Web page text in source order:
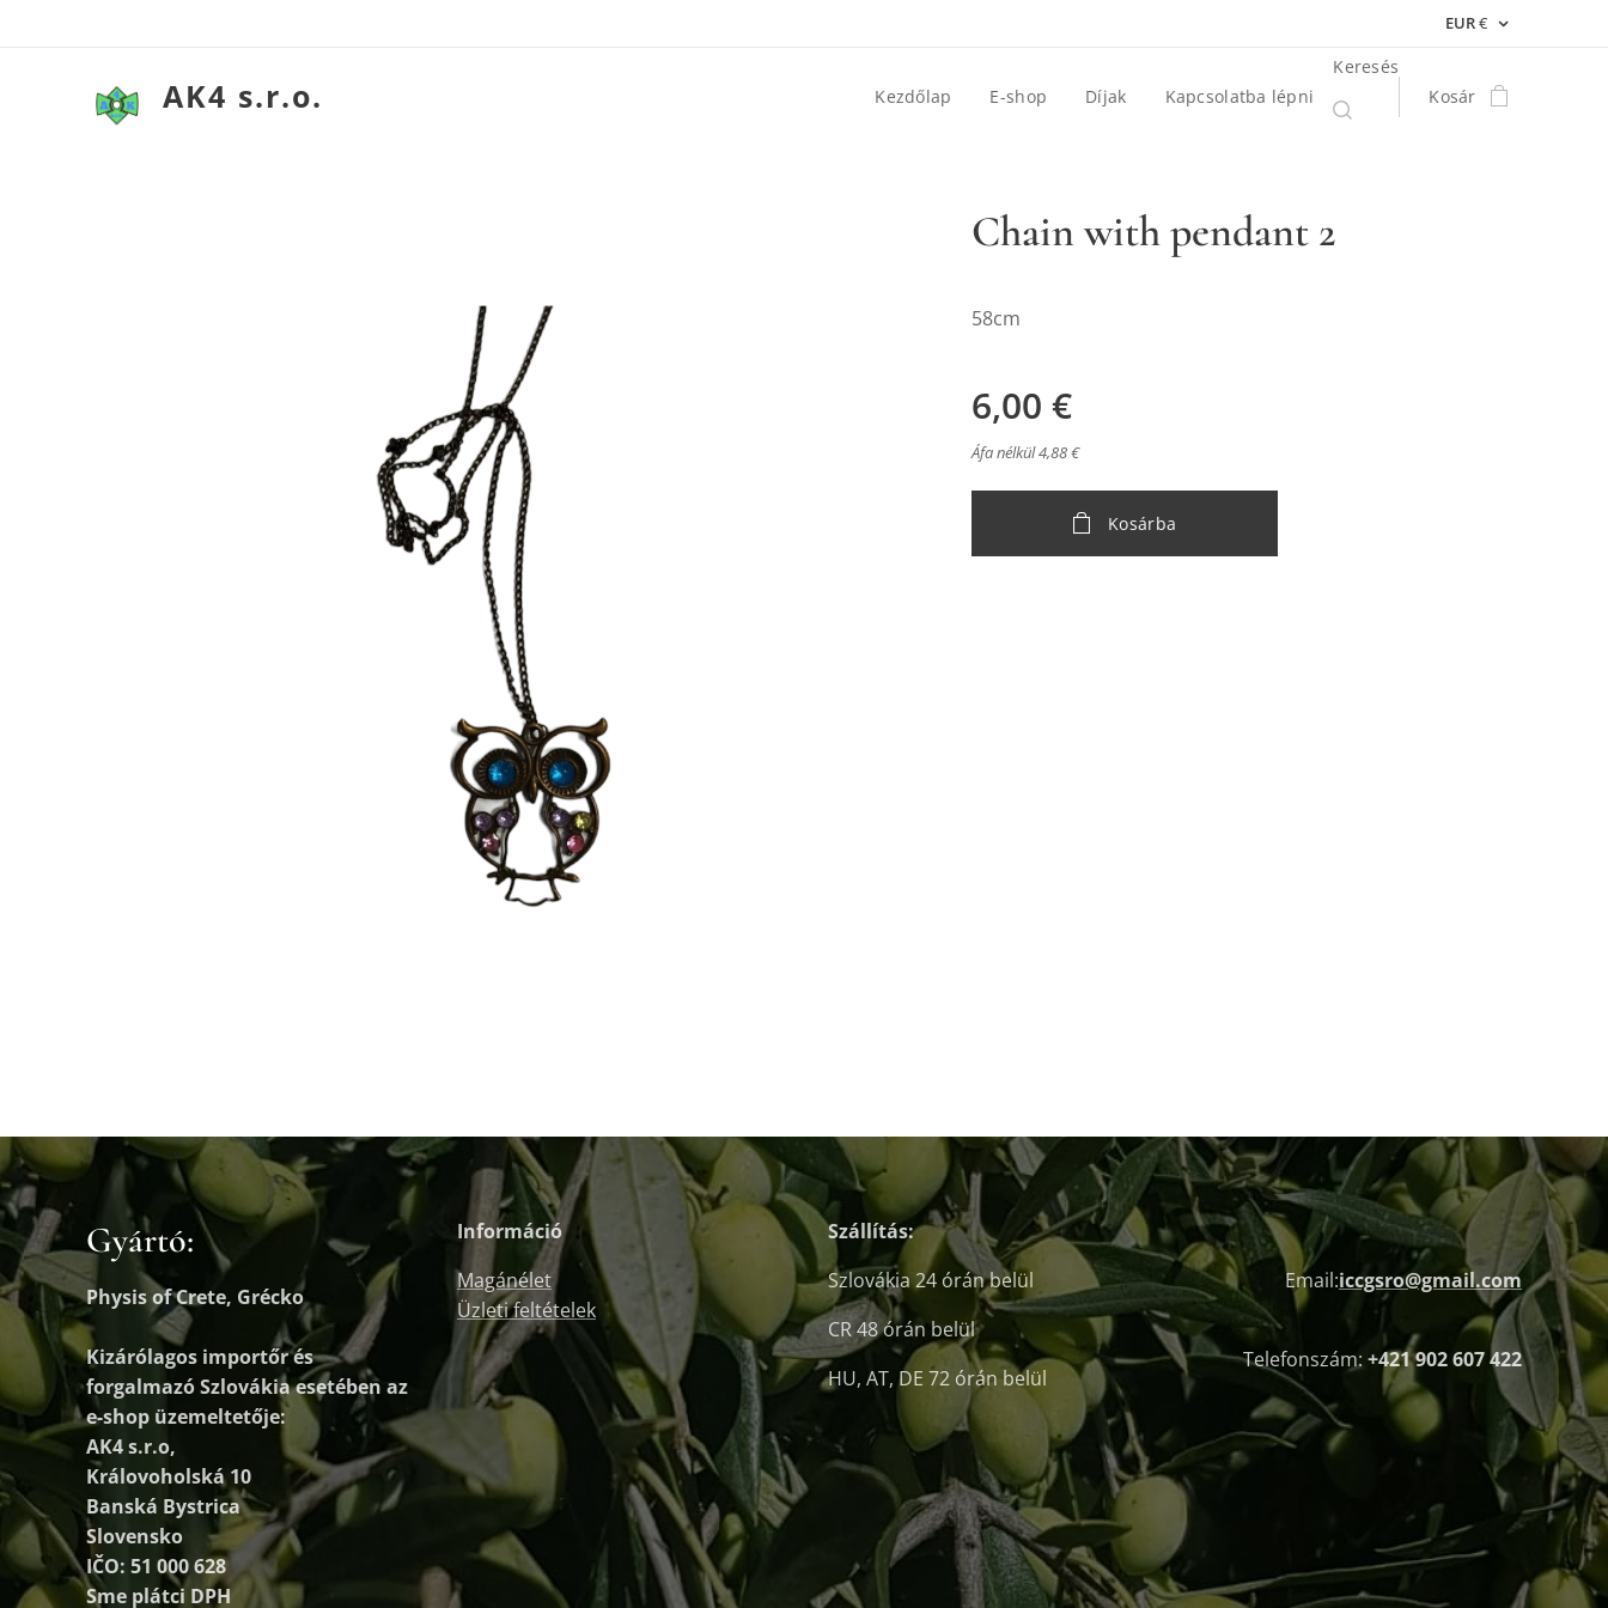
EUR€
AK4 s.r.o. Kezdőlap E-shop Díjak Kapcsolatba lépni
Keresés
Kosár
Chain with pendant 2
58cm
6,00 €
Áfa nélkül 4,88 €
Kosárba
Gyártó:
Physis of Crete, Grécko
Kizárólagos importőr és
forgalmazóSzlovákia esetében az
e-shop üzemeltetője:
AK4 s.r.o,
Královoholská 10
Banská Bystrica
Slovensko
IČO: 51 000 628
Sme plátci DPH
Információ
Magánélet
Üzleti feltételek
Szállítás:
Szlovákia 24 órán belül
CR 48 órán belül
HU, AT, DE 72 órán belül
Email:iccgsro@gmail.com
Telefonszám: +421 902 607 422